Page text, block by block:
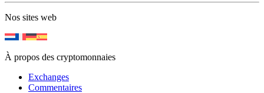
Nos sites web
À propos des cryptomonnaies
Exchanges
Commentaires